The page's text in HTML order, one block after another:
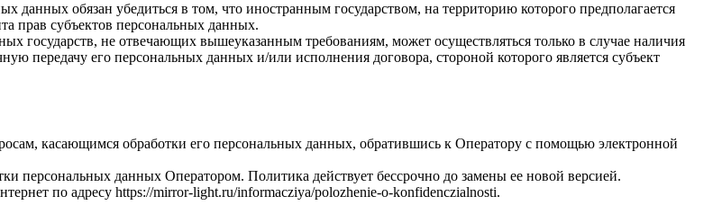
данных обязан убедиться в том, что иностранным государством, на территорию которого предполагается
прав субъектов персональных данных.
государств, не отвечающих вышеуказанным требованиям, может осуществляться только в случае наличия
передачу его персональных данных и/или исполнения договора, стороной которого является субъект
касающимся обработки его персональных данных, обратившись к Оператору с помощью электронной
персональных данных Оператором. Политика действует бессрочно до замены ее новой версией.
по адресу https://mirror-light.ru/informacziya/polozhenie-o-konfidenczialnosti.